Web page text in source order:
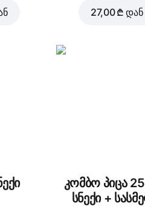
27,00 ₾ დან
კომბო პიცა
სნექი +